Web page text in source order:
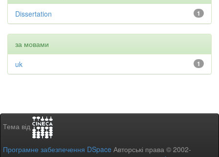
1
Dissertation
за мовами
1
uk
Тема від
Програмне забезпечення DSpace Авторські права © 2002-